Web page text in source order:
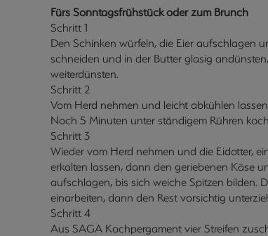
Fürs Sonntagsfrühstück oder zum Brunch
Schritt 1
Den Schinken würfeln, die Eier aufschlagen
schneiden und in der Butter glasig
weiterdünsten.
Schritt 2
Vom Herd nehmen und leicht abkühlen
Noch 5 Minuten unter ständigem Rühren
Schritt 3
Wieder vom Herd nehmen und die Eidotter,
erkalten lassen, dann den geriebenen Käse
aufschlagen, bis sich weiche Spitzen bilden.
einarbeiten, dann den Rest vorsichtig
Schritt 4
Aus SAGA Kochpergament vier Streifen